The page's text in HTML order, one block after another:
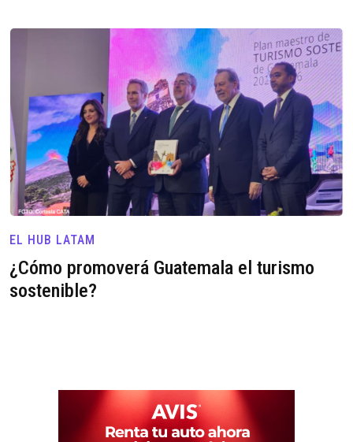
EL HUB LATAM
¿Cómo promoverá Guatemala el turismo
sostenible?